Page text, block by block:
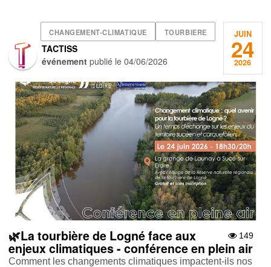
CHANGEMENT-CLIMATIQUE TOURBIERE
TACTISS
événement publié le04/06/2026
JUIN
24
2026
149
🌿La tourbière de Logné face aux
enjeux climatiques - conférence en plein air
Comment les changements climatiques impactent-ils nos